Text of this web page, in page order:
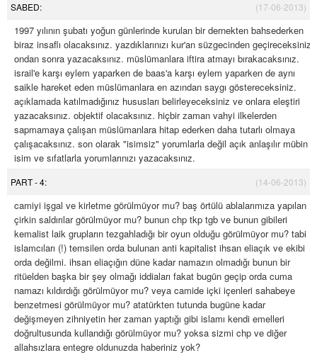
SABED: (17-06-2013)
1997 yılının şubatı yoğun günlerinde kurulan bir dernekten bahsederken
biraz insaflı olacaksınız. yazdıklarınızı kur'an süzgecinden geçireceksiniz
ondan sonra yazacaksınız. müslümanlara iftira atmayı bırakacaksınız.
israil'e karşı eylem yaparken de baas'a karşı eylem yaparken de aynı
saikle hareket eden müslümanlara en azından saygı göstereceksiniz.
açıklamada katılmadığınız hususları belirleyeceksiniz ve onlara eleştiri
yazacaksınız. objektif olacaksınız. hiçbir zaman vahyi ilkelerden
sapmamaya çalışan müslümanlara hitap ederken daha tutarlı olmaya
çalışacaksınız. son olarak "isimsiz" yorumlarla değil açık anlaşılır mübin
isim ve sıfatlarla yorumlarınızı yazacaksınız.
PART - 4: (14-06-2013)
camiyi işgal ve kirletme görülmüyor mu? baş örtülü ablalarımıza yapılan
çirkin saldırılar görülmüyor mu? bunun chp tkp tgb ve bunun gibileri
kemalist laik grupların tezgahladığı bir oyun olduğu görülmüyor mu? tabi
islamcıları (!) temsilen orda bulunan anti kapitalist ihsan eliaçık ve ekibi
orda değilmi. ihsan eliaçığın düne kadar namazın olmadığı bunun bir
ritüelden başka bir şey olmağı iddiaları fakat bugün geçip orda cuma
namazı kıldırdığı görülmüyor mu? veya camide içki içenleri sahabeye
benzetmesi görülmüyor mu? atatürkten tutunda bugüne kadar
değişmeyen zihniyetin her zaman yaptığı gibi islamı kendi emelleri
doğrultusunda kullandığı görülmüyor mu? yoksa sizmi chp ve diğer
allahsızlara entegre oldunuzda haberiniz yok?